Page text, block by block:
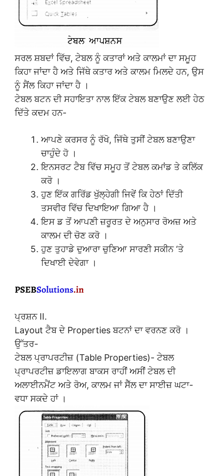
ਸਰਲ ਸ਼ਬਦਾਂ ਵਿੱਚ, ਟੇਬਲ ਨੂੰ ਕਤਾਰਾਂ ਅਤੇ ਕਾਲਮਾਂ ਦਾ ਸਮੂਹ
ਕਿਹਾ ਜਾਂਦਾ ਹੈ ਅਤੇ ਜਿੱਥੇ ਕਤਾਰ ਅਤੇ ਕਾਲਮ ਮਿਲਦੇ ਹਨ, ਉਸ
ਨੂੰ ਸੈਂਲ ਕਿਹਾ ਜਾਂਦਾ ਹੈ ।
ਟੇਬਲ ਬਟਨ ਦੀ ਸਹਾਇਤਾ ਨਾਲ ਇੱਕ ਟੇਬਲ ਬਣਾਉਣ ਲਈ ਹੇਠ
ਦਿੱਤੇ ਕਦਮ ਹਨ-
ਆਪਣੇ ਕਰਸਰ ਨੂੰ ਰੱਖੋ, ਜਿੱਥੇ ਤੁਸੀਂ ਟੇਬਲ ਬਣਾਉਣਾ
ਚਾਹੁੰਦੇ ਹੋ ।
ਇਨਸਰਟ ਟੈਬ ਵਿੱਚ ਸਮੂਹ ਤੋਂ ਟੇਬਲ ਕਮਾਂਡ ਤੇ ਕਲਿੱਕ
ਕਰੋ ।
ਹੁਣ ਇੱਕ ਗਰਿੱਡ ਖੁੱਲ੍ਹੇਗੀ ਜਿਵੇਂ ਕਿ ਹੇਠਾਂ ਦਿੱਤੀ
ਤਸਵੀਰ ਵਿੱਚ ਦਿਖਾਇਆ ਗਿਆ ਹੈ ।
ਇਸ ਡ ਤੋਂ ਆਪਣੀ ਜ਼ਰੂਰਤ ਦੇ ਅਨੁਸਾਰ ਰੋਅਜ਼ ਅਤੇ
ਕਾਲਮ ਦੀ ਚੋਣ ਕਰੋ ।
ਹੁਣ ਤੁਹਾਡੇ ਦੁਆਰਾ ਚੁਣਿਆ ਸਾਰਣੀ ਸਕੀਨ ‘ਤੇ
ਦਿਖਾਈ ਦੇਵੇਗਾ ।
ਪ੍ਰਸ਼ਨ II.
Layout ਟੈਬ ਦੇ Properties ਬਟਨਾਂ ਦਾ ਵਰਨਣ ਕਰੋ ।
ਉੱਤਰ-
ਟੇਬਲ ਪ੍ਰਾਪਰਟੀਜ਼ (Table Properties)- ਟੇਬਲ
ਪ੍ਰਾਪਰਟੀਜ਼ ਡਾਇਲਾਗ ਬਾਕਸ ਰਾਹੀਂ ਅਸੀਂ ਟੇਬਲ ਦੀ
ਅਲਾਈਨਮੈਂਟ ਅਤੇ ਰੋਅ, ਕਾਲਮ ਜਾਂ ਸੈੱਲ ਦਾ ਸਾਈਜ਼ ਘਟਾ-
ਵਧਾ ਸਕਦੇ ਹਾਂ ।